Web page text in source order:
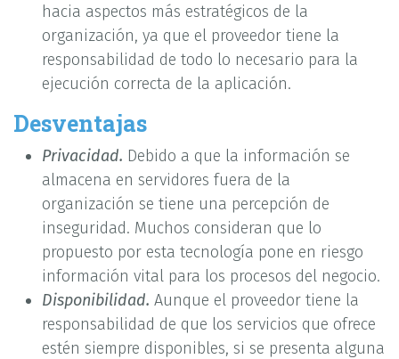
hacia aspectos más estratégicos de la
organización, ya que el proveedor tiene la
responsabilidad de todo lo necesario para la
ejecución correcta de la aplicación.
Desventajas
Privacidad. Debido a que la información se
almacena en servidores fuera de la
organización se tiene una percepción de
inseguridad. Muchos consideran que lo
propuesto por esta tecnología pone en riesgo
información vital para los procesos del negocio.
Disponibilidad. Aunque el proveedor tiene la
responsabilidad de que los servicios que ofrece
estén siempre disponibles, si se presenta alguna